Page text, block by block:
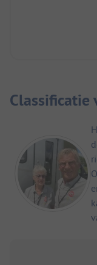
Classificatie